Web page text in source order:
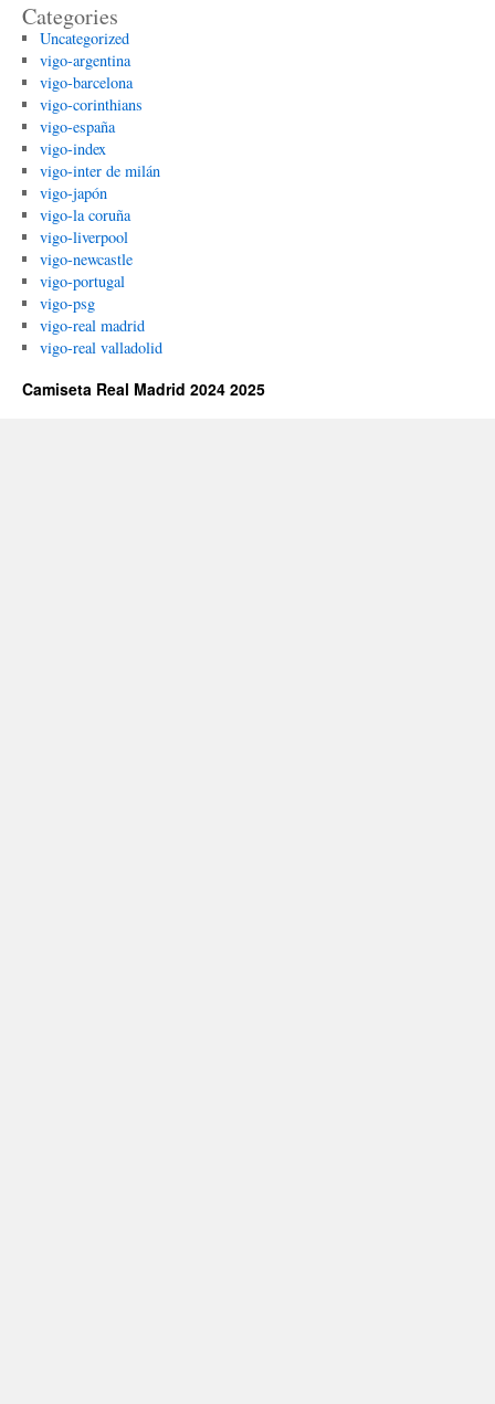
Categories
Uncategorized
vigo-argentina
vigo-barcelona
vigo-corinthians
vigo-españa
vigo-index
vigo-inter de milán
vigo-japón
vigo-la coruña
vigo-liverpool
vigo-newcastle
vigo-portugal
vigo-psg
vigo-real madrid
vigo-real valladolid
Camiseta Real Madrid 2024 2025